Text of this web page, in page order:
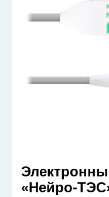
«Нейро-